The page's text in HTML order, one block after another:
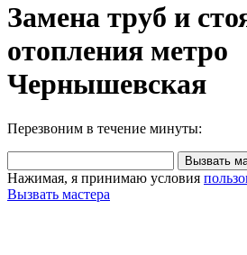
Замена труб и
отопления метро
Чернышевская
Перезвоним в течение минуты:
Вызвать
Нажимая, я принимаю условия
Вызвать мастера